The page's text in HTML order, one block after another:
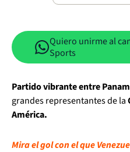
Quiero unirme al
Sports
Partido vibrante entre
grandes representantes de la
América.
Mira el gol con el que